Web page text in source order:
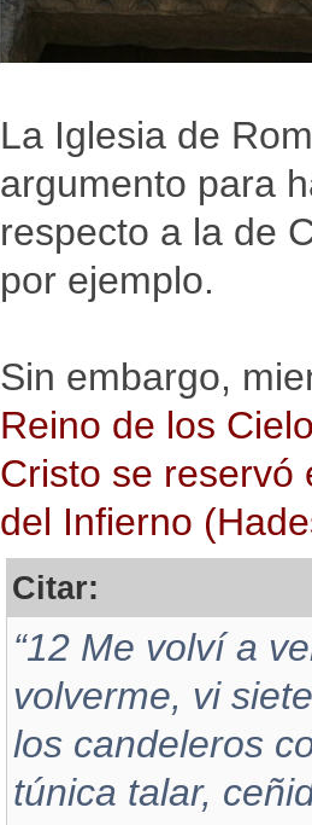
La Iglesia de
argumento para
respecto a la de
por ejemplo.
Sin embargo,
Reino de los
Cristo se reservó
del Infierno
Citar:
“12 Me volví a
volverme, vi
los candeleros
túnica talar,